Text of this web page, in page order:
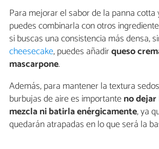
Para mejorar el sabor de la panna cotta
puedes combinarla con otros
si buscas una consistencia más densa,
cheesecake, puedes añadirqueso
mascarpone.
Además, para mantener la textura
burbujas de aire es importanteno
mezcla ni batirla enérgicamente, ya
quedarán atrapadas en lo que será la